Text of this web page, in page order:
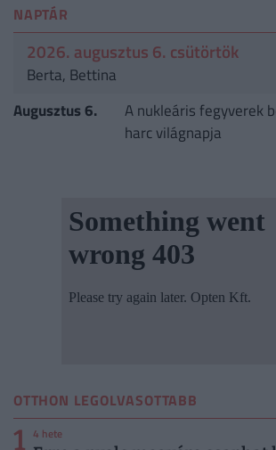
NAPTÁR
2026. augusztus 6. csütörtök
Berta, Bettina
Augusztus 6.
A nukleáris fegyverek
harc világnapja
OTTHON LEGOLVASOTTABB
1 4 hete